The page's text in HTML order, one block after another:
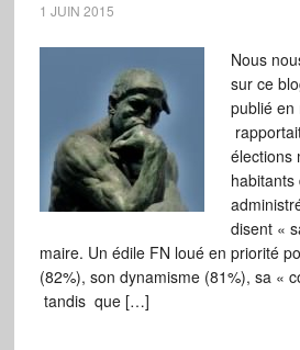
1 JUIN 2015
Nous
sur ce
publié en
élections
disent «
maire. Un édile FN loué en priorité
(82%), son dynamisme (81%), sa «
tandis que […]